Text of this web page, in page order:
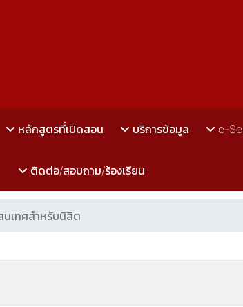
หลักสูตรที่เปิดสอน บริการข้อมูล e-
ติดต่อ/สอบถาม/ร้องเรียน
นเทศสำหรับนิสิต